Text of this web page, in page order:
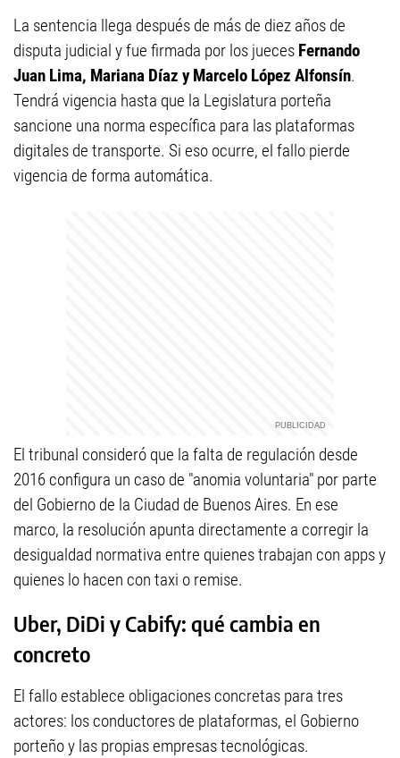
La sentencia llega después de más de diez años de
disputa judicial y fue firmada por los jueces Fernando
Juan Lima, Mariana Díaz y Marcelo López Alfonsín.
Tendrá vigencia hasta que la Legislatura porteña
sancione una norma específica para las plataformas
digitales de transporte. Si eso ocurre, el fallo pierde
vigencia de forma automática.
El tribunal consideró que la falta de regulación desde
2016 configura un caso de "anomia voluntaria" por parte
del Gobierno de la Ciudad de Buenos Aires. En ese
marco, la resolución apunta directamente a corregir la
desigualdad normativa entre quienes trabajan con apps y
quienes lo hacen con taxi o remise.
Uber, DiDi y Cabify: qué cambia en
concreto
El fallo establece obligaciones concretas para tres
actores: los conductores de plataformas, el Gobierno
porteño y las propias empresas tecnológicas.